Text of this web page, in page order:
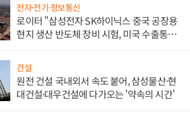
전자·전기·정보통신
로이터 "삼성전자 SK하이닉스 중국 공장용
현지 생산 반도체 장비 시험, 미국 수출통제
건설
원전 건설 국내외서 속도 붙어, 삼성물산·현
대건설·대우건설에 다가오는 '약속의 시간'